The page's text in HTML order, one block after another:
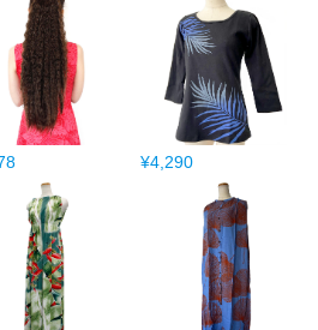
¥4,290